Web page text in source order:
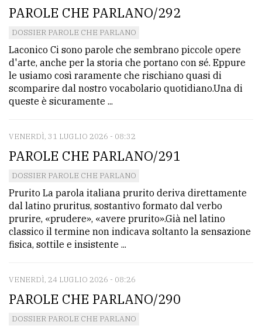
redazione
Scrivici
Per
la
tua
pubblicità
comune
Ricerca
avanzata
LE
ALTRE
TESTATE
PAROLE CHE PARLANO/292
DOSSIER PAROLE CHE PARLANO
Laconico Ci sono parole che sembrano piccole opere
d'arte, anche per la storia che portano con sé. Eppure
le usiamo così raramente che rischiano quasi di
scomparire dal nostro vocabolario quotidiano.Una di
queste è sicuramente ...
VENERDÌ, 31 LUGLIO 2026 - 08:32
PAROLE CHE PARLANO/291
DOSSIER PAROLE CHE PARLANO
Prurito La parola italiana prurito deriva direttamente
dal latino pruritus, sostantivo formato dal verbo
prurire, «prudere», «avere prurito».Già nel latino
classico il termine non indicava soltanto la sensazione
fisica, sottile e insistente ...
VENERDÌ, 24 LUGLIO 2026 - 08:26
PAROLE CHE PARLANO/290
DOSSIER PAROLE CHE PARLANO